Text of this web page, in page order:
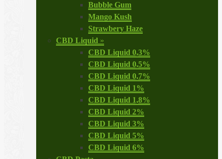
Bubble Gum
Mango Kush
Strawbery Haze
CBD Liquid »
CBD Liquid 0,3%
CBD Liquid 0,5%
CBD Liquid 0,7%
CBD Liquid 1%
CBD Liquid 1,8%
CBD Liquid 2%
CBD Liquid 3%
CBD Liquid 5%
CBD Liquid 6%